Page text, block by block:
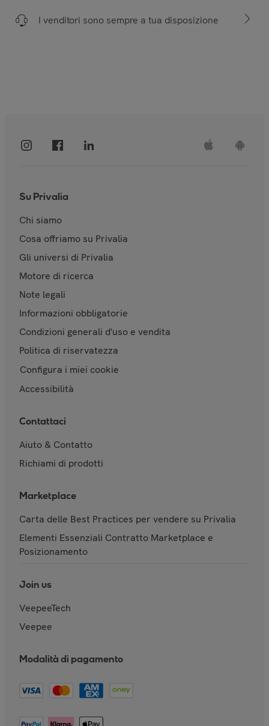
I venditori sono sempre a tua disposizione
Su Privalia
Chi siamo
Cosa offriamo su Privalia
Gli universi di Privalia
Motore di ricerca
Note legali
Informazioni obbligatorie
Condizioni generali d'uso e vendita
Politica di riservatezza
Configura i miei cookie
Accessibilità
Contattaci
Aiuto & Contatto
Richiami di prodotti
Marketplace
Carta delle Best Practices per vendere su Privalia
Elementi Essenziali Contratto Marketplace e
Posizionamento
Join us
VeepeeTech
Veepee
Modalità di pagamento